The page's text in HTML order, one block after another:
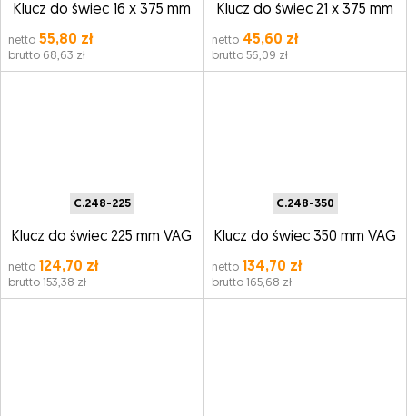
Klucz do świec 16 x 375 mm
netto 55,80 zł
brutto 68,63 zł
Klucz do świec 21 x 375 mm
netto45,60 zł
brutto 56,09 zł
C.248-225
Klucz do świec 225 mm VAG
netto 124,70 zł
brutto 153,38 zł
C.248-350
Klucz do świec 350 mm VAG
netto134,70 zł
brutto 165,68 zł